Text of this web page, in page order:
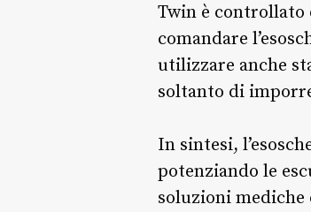
Twin è controllato
comandare
utilizzare anche
soltanto di
In sintesi,
potenziando le
soluzioni